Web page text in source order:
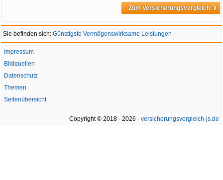
Zum Versicherungsvergleich ›
Sie befinden sich: Günstigste Vermögenswirksame Leistungen
Impressum
Bildquellen
Datenschutz
Themen
Seitenübersicht
Copyright © 2018 - 2026 - versicherungsvergleich-js.de